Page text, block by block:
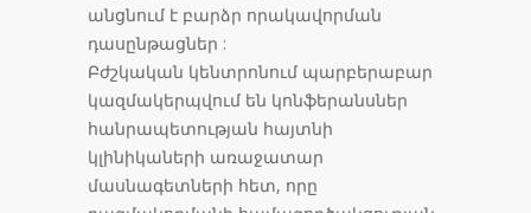
անցնում է բարձր որակավորման
դասընթացներ :
Բժշկական կենտրոնում պարբերաբար
կազմակերպվում են կոնֆերանսներ
հանրապետության հայտնի
կլինիկաների առաջատար
մասնագետների հետ, որը